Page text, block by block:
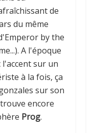
de
du même
by the
A l'époque
l'accent sur un
à la fois, ça
sur son
encore
Prog.